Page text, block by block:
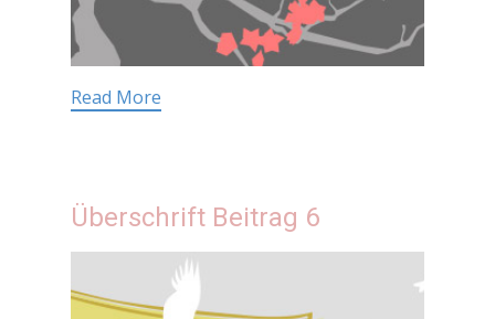
Read More
Überschrift Beitrag 6